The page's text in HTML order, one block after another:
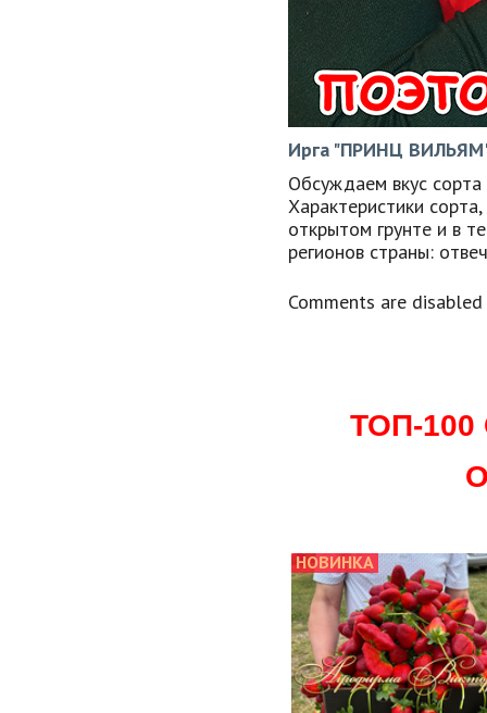
Ирга "ПРИНЦ
Обсуждаем вкус
Характеристики
открытом грунте и в
регионов страны:
Comments are disabled
ТОП-
НОВИНКА